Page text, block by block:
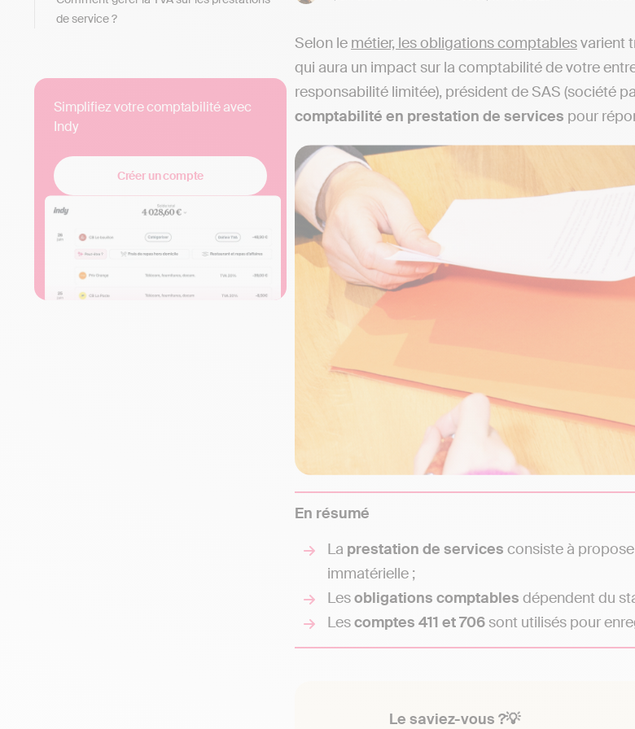
Selon le métier, les obligations comptablesvarient
qui aura un impact sur la comptabilité de votre
responsabilité limitée), président de SAS (société
comptabilité en prestation de services pour
En résumé
La prestation de services consiste à
immatérielle ;
Lesobligations comptables dépendent du
Lescomptes 411 et 706 sont utilisés pour
Le saviez-vous ?💡
de service ?
Simplifiez votre comptabilité avec
Indy
Créer un compte